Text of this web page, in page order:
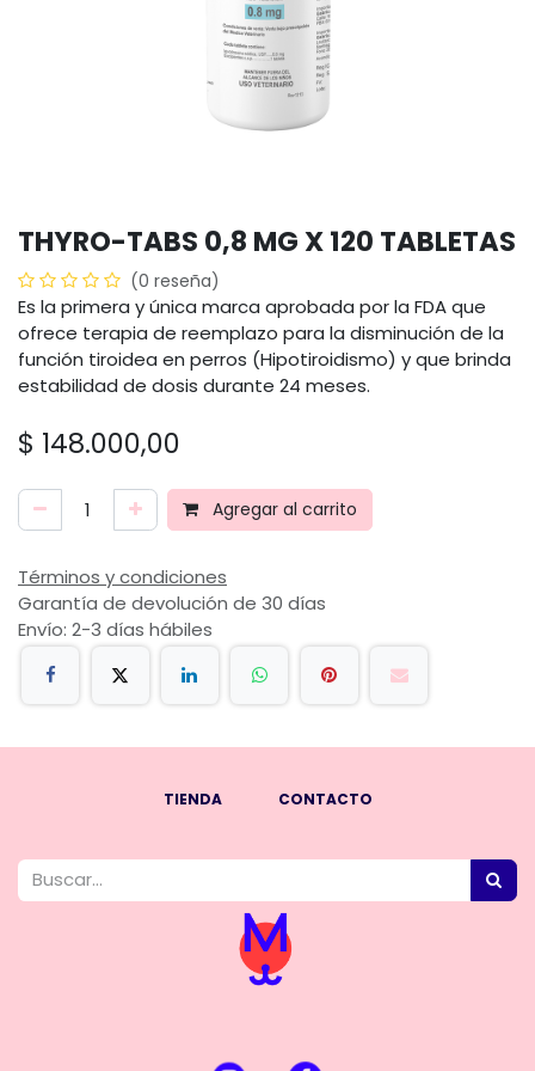
THYRO-TABS 0,8 MG X 120 TABLETAS
(0 reseña)
Es la primera y única marca aprobada por la FDA que
ofrece terapia de reemplazo para la disminución de la
función tiroidea en perros (Hipotiroidismo) y que brinda
estabilidad de dosis durante 24 meses.
$ 148.000,00
Agregar al carrito
Términos y condiciones
Garantía de devolución de 30 días
Envío: 2-3 días hábiles
TIENDA CONTACTO